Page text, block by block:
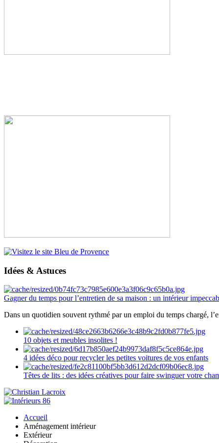
Idées & Astuces
Gagner du temps pour l’entretien de sa maison : un intérieur
Dans un quotidien souvent rythmé par un emploi du temps chargé,
10 objets et meubles insolites !
4 idées déco pour recycler les petites voitures de vos enfants
Têtes de lits : des idées créatives pour faire swinguer votre
Accueil
Aménagement intérieur
Extérieur